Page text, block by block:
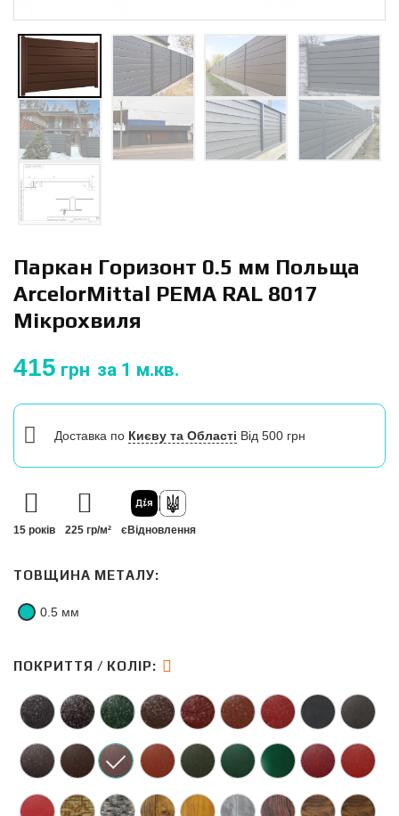
Паркан Горизонт 0.5 мм Польща
ArcelorMittal PEМА RAL 8017
Мікрохвиля
415 грн за 1 м.кв.
Доставка по Києву та Області Від 500 грн
15 років 225 гр/м² єВідновлення
ТОВЩИНА МЕТАЛУ:
0.5 мм
ПОКРИТТЯ / КОЛІР: